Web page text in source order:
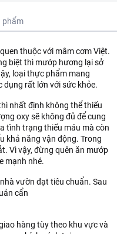
phẩm
thuộc với mâm cơm Việt.
biệt thì mướp hương lại sở
loại thực phẩm mang
rất lớn với sức khỏe.
nhất định không thể thiếu
oxy sẽ không đủ để cung
tình trạng thiếu máu mà còn
khả năng vận động. Trong
Vì vậy, đừng quên ăn mướp
mạnh nhé.
vườn đạt tiêu chuẩn. Sau
cẩn
hàng tùy theo khu vực và
xem chính sách tại: